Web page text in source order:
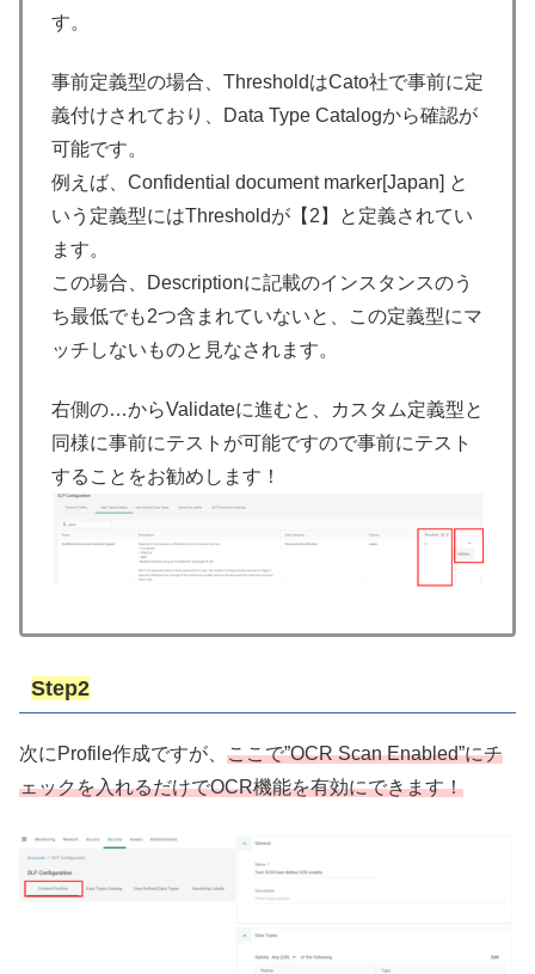
す。
事前定義型の場合、ThresholdはCato社で事前に定
義付けされており、Data Type Catalogから確認が
可能です。
例えば、Confidential document marker[Japan] と
いう定義型にはThresholdが【2】と定義されてい
ます。
この場合、Descriptionに記載のインスタンスのう
ち最低でも2つ含まれていないと、この定義型にマ
ッチしないものと見なされます。
右側の…からValidateに進むと、カスタム定義型と
同様に事前にテストが可能ですので事前にテスト
することをお勧めします！
Step2
次にProfile作成ですが、 ここで”OCR Scan Enabled”にチ
ェックを入れるだけでOCR機能を有効にできます！